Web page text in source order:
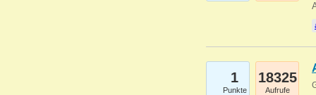
1
Punkte
18325
Aufrufe